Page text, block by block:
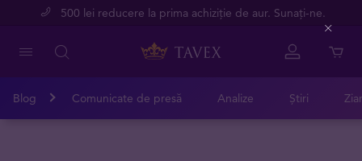
500 lei reducere la prima achiziție de aur. Sunați-ne.
Blog Comunicate de presă Analize Știri
Close